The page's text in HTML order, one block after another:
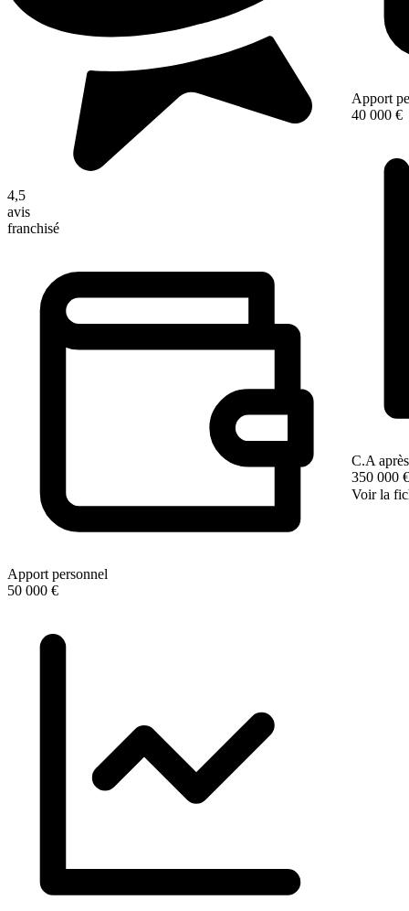
4,5
avis
franchisé
Apport personnel
50 000 €
Apport
40 000 €
C.A
350 000 €
Voir la